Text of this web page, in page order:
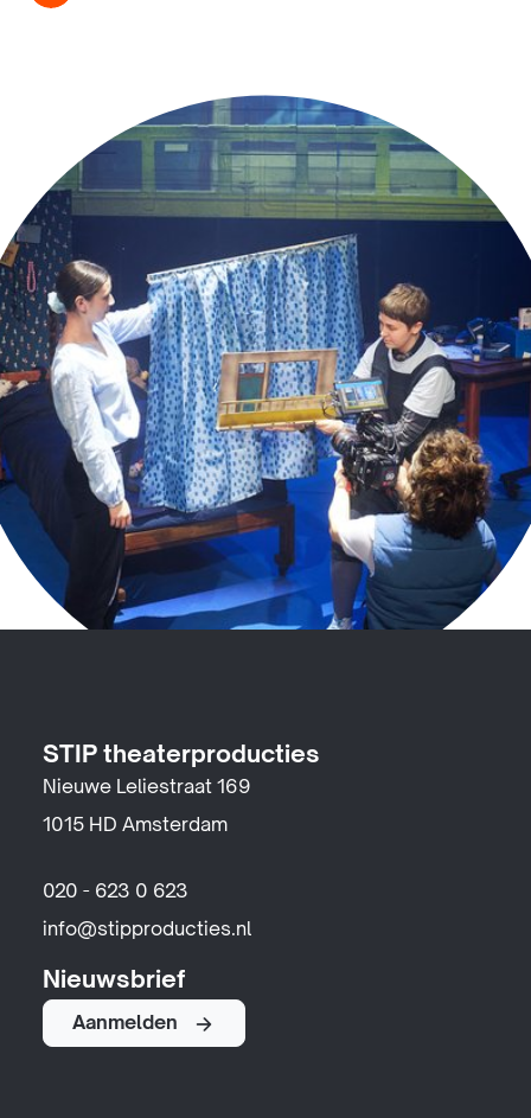
STIP theaterproducties
Nieuwe Leliestraat 169
1015 HD Amsterdam
020 - 623 0 623
info@stipproducties.nl
Nieuwsbrief
Aanmelden